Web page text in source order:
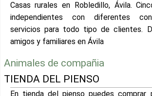
Casas rurales en Robledillo, Ávila.
independientes con diferentes
servicios para todo tipo de clientes.
amigos y familiares en Ávila
Animales de compañia
TIENDA DEL PIENSO
En tienda del pienso puedes comprar